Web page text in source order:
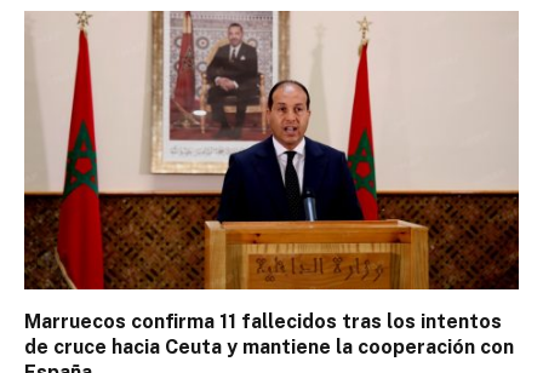
Marruecos confirma 11 fallecidos tras los intentos
de cruce hacia Ceuta y mantiene la cooperación con